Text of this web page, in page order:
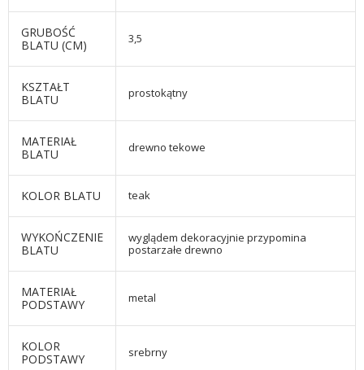
GRUBOŚĆ
BLATU (CM)
3,5
KSZTAŁT
BLATU
prostokątny
MATERIAŁ
BLATU
drewno tekowe
KOLOR BLATU teak
WYKOŃCZENIE
BLATU
wyglądem dekoracyjnie przypomina
postarzałe drewno
MATERIAŁ
PODSTAWY
metal
KOLOR
PODSTAWY
srebrny